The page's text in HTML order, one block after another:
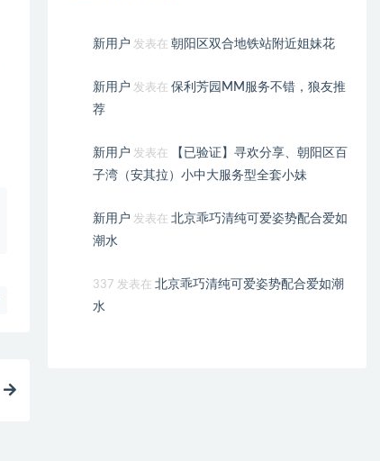
新用户 发表在朝阳区双合地铁站附近姐妹花
新用户 发表在保利芳园MM服务不错，狼友推
荐
新用户 发表在
【已验证】寻欢分享、朝阳区百
子湾（安其拉）小中大服务型全套小妹
新用户 发表在北京乖巧清纯可爱姿势配合爱如
潮水
337 发表在北京乖巧清纯可爱姿势配合爱如潮
水